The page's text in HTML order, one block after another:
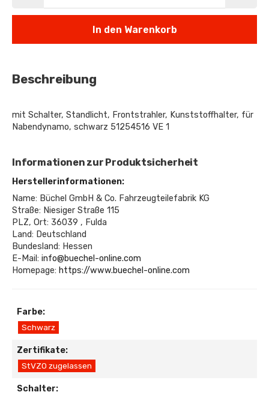
In den Warenkorb
Beschreibung
mit Schalter, Standlicht, Frontstrahler, Kunststoffhalter, für
Nabendynamo, schwarz 51254516 VE 1
Informationen zur Produktsicherheit
Herstellerinformationen:
Name: Büchel GmbH & Co. Fahrzeugteilefabrik KG
Straße: Niesiger Straße 115
PLZ, Ort: 36039 , Fulda
Land: Deutschland
Bundesland: Hessen
E-Mail: info@buechel-online.com
Homepage: https://www.buechel-online.com
Farbe:
Schwarz
Zertifikate:
StVZO zugelassen
Schalter: